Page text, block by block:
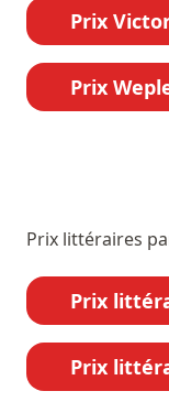
Prix
Prix
Prix littéraires
Prix
Prix